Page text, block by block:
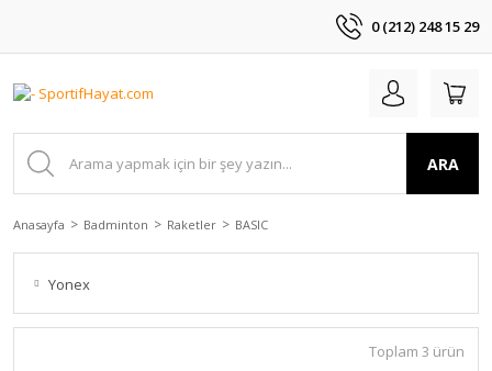
0 (212) 248 15 29
ARA
Anasayfa Badminton Raketler BASIC
Yonex
Toplam 3 ürün